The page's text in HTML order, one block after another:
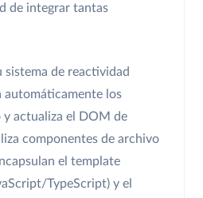
de integrar tantas
sistema de reactividad
automáticamente los
y actualiza el DOM de
componentes de archivo
el template
TypeScript) y el